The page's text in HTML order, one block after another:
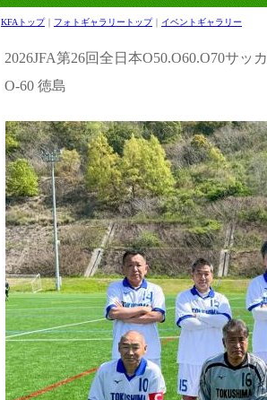
KFAトップ｜ フォトギャラリートップ｜ イベントギャラリー
2026JFA第26回全日本O50.O60.O70サッ
O-60 徳島